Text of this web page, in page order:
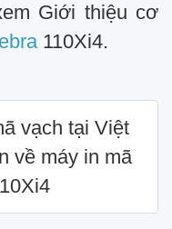
Giới thiệu cơ
110Xi4.
vạch tại Việt
về máy in mã